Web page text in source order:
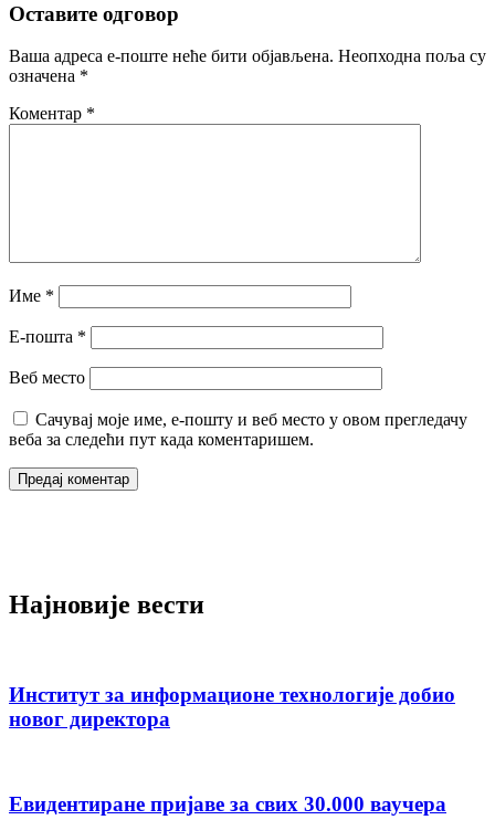
Оставите одговор
Ваша адреса е-поште неће бити објављена. Неопходна поља су
означена *
Коментар *
Име *
Е-пошта *
Веб место
Сачувај моје име, е-пошту и веб место у овом прегледачу
веба за следећи пут када коментаришем.
Најновије вести
Институт за информационе технологије добио
новог директора
Евидентиране пријаве за свих 30.000 ваучера